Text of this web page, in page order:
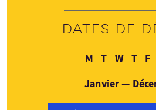
Dates de
M Lundi
TMardi
W T F
Janvier —